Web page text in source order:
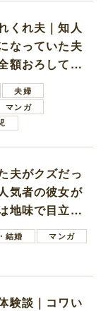
くれ夫｜知人
なっていた夫
額おろしてほ
た夫婦
マンガ
夫がクズだっ
気者の彼女が
地味で目立た
結婚
マンガ
験談｜コワい